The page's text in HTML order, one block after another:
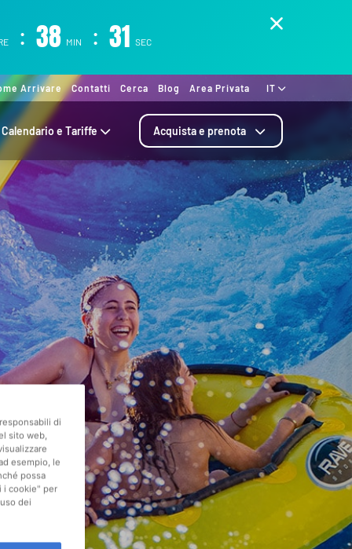
: 38 MIN : 30 SEC
Arrivare Contatti Cerca Blog Area Privata IT
Calendario e Tariffe Acquista e prenota
di
sito web,
esempio, le
possa
i cookie" per
dei